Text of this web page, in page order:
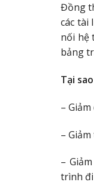
Đồng
các tài
nối hệ
bảng
Tại
–
–
–
trình